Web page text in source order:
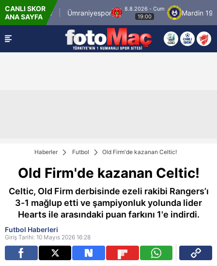
CANLI SKOR
ANA SAYFA
İstanbulspor Ümraniyespor
8.8.2026 - Cum
19:00
Mardin 1969
Haberler Futbol Old Firm'de kazanan Celtic!
Old Firm'de kazanan Celtic!
Celtic, Old Firm derbisinde ezeli rakibi Rangers’ı
3-1 mağlup etti ve şampiyonluk yolunda lider
Hearts ile arasındaki puan farkını 1'e indirdi.
Futbol Haberleri
Giriş Tarihi: 10 Mayıs 2026 16:28